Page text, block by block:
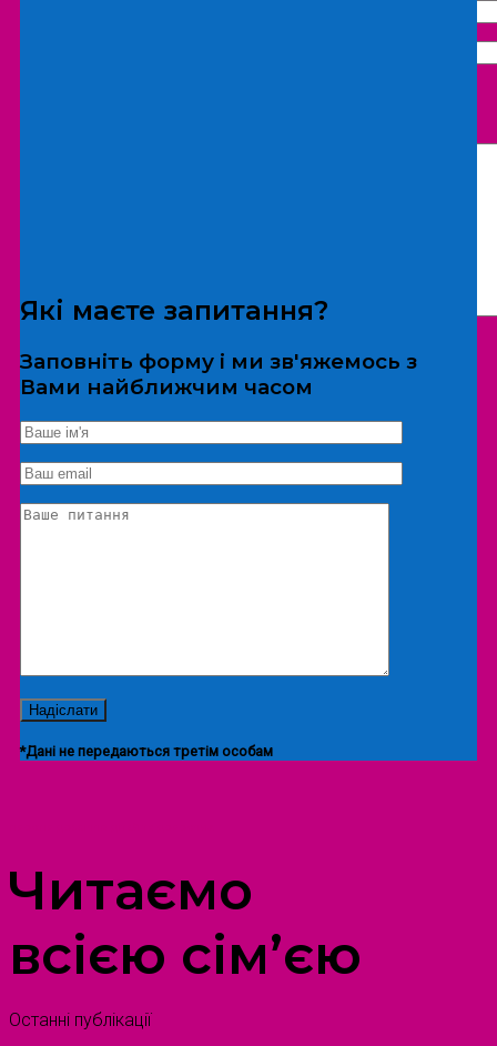
*Дані не передаються третім особам
Екскурсія/локація
Які маєте запитання?
Заповніть форму і ми зв'яжемось з
Вами найближчим часом
*Дані не передаються третім особам
Читаємо
всією сім’єю
Останні публікації